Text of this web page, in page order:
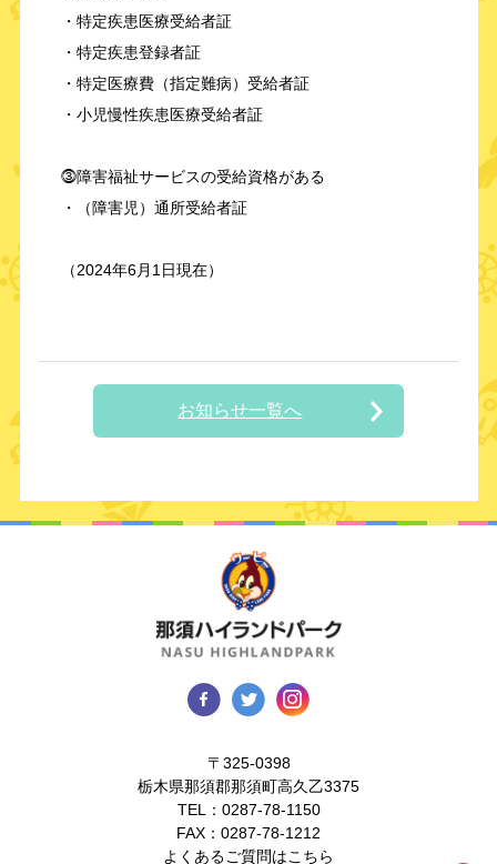
・特定疾患医療受給者証
・特定疾患登録者証
・特定医療費（指定難病）受給者証
・小児慢性疾患医療受給者証
⓷障害福祉サービスの受給資格がある
・（障害児）通所受給者証
（2024年6月1日現在）
お知らせ一覧へ
〒325-0398
栃木県那須郡那須町高久乙3375
TEL： 0287-78-1150
FAX：0287-78-1212
よくあるご質問はこちら